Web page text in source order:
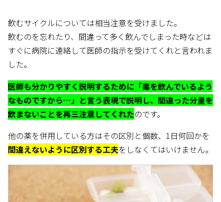
飲むサイクルについては相当注意を受けました。
飲むのを忘れたり、間違って多く飲んでしまった時などは
すぐに病院に連絡して医師の指示を受けてくれと言われま
した。
医師も分かりやすく説明するために「毒を飲んでいるよう
なものですから…」と言う表現で説明し、間違った分量を
飲まないことを再三注意してくれたのです。
他の薬を併用している方はその区別と個数、1日何回かを
間違えないように区別する工夫をしなくてはいけません。